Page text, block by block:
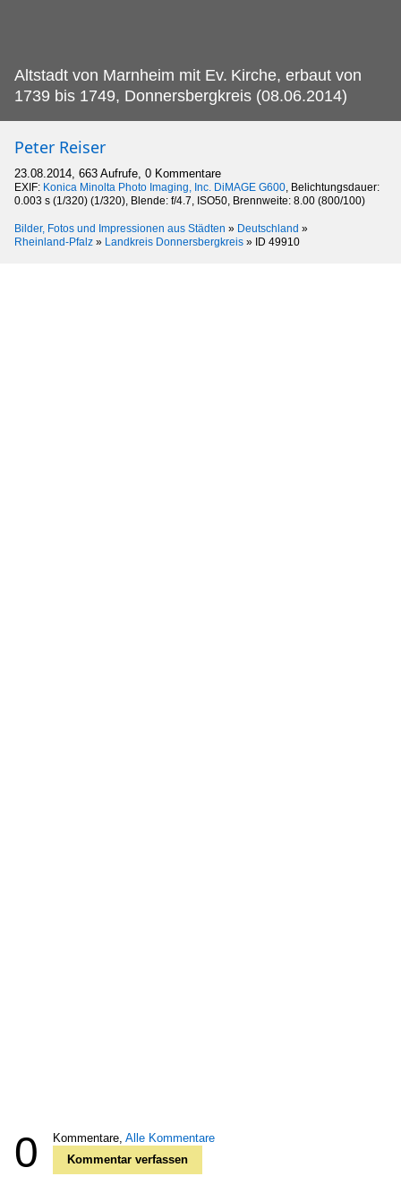
Altstadt von Marnheim mit Ev. Kirche, erbaut von
1739 bis 1749, Donnersbergkreis (08.06.2014)
Peter Reiser
23.08.2014, 663 Aufrufe, 0 Kommentare
EXIF: Konica Minolta Photo Imaging, Inc. DiMAGE G600, Belichtungsdauer:
0.003 s (1/320) (1/320), Blende: f/4.7, ISO50, Brennweite: 8.00 (800/100)
Bilder, Fotos und Impressionen aus Städten » Deutschland »
Rheinland-Pfalz » Landkreis Donnersbergkreis » ID 49910
0 Kommentare, Alle Kommentare
Kommentar verfassen